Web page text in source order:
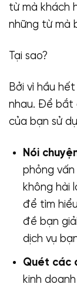
từ mà khách
những từ mà
Tại sao?
Bởi vì hầu
nhau. Để bắt
của bạn sử
Nói
phỏng vấn
không hài
để tìm
đề bạn
dịch vụ
Quét các
kinh